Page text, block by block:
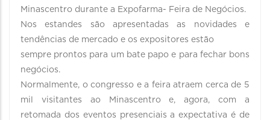
Minascentro durante a Expofarma- Feira de Negócios.
Nos estandes são apresentadas as novidades e
tendências de mercado e os expositores estão
sempre prontos para um bate papo e para fechar bons
negócios.
Normalmente, o congresso e a feira atraem cerca de 5
mil visitantes ao Minascentro e, agora, com a
retomada dos eventos presenciais a expectativa é de